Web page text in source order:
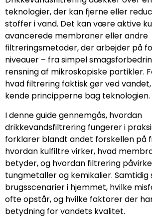
teknologier, der kan fjerne eller
stoffer i vand. Det kan være aktive
avancerede membraner eller andre
filtreringsmetoder, der arbejder på
niveauer – fra simpel
rensning af mikroskopiske partikler.
hvad filtrering faktisk gør ved
kende principperne bag teknologien.
I denne guide gennemgås, hvordan
drikkevandsfiltrering fungerer i
forklarer blandt andet forskellen på
hvordan kulfiltre virker, hvad
betyder, og hvordan filtrering
tungmetaller og kemikalier. Samtidig
brugsscenarier i hjemmet, hvilke
ofte opstår, og hvilke faktorer der
betydning for vandets kvalitet.